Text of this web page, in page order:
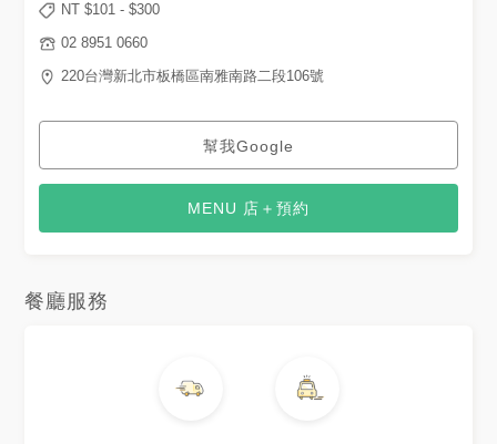
NT $101 - $300
02 8951 0660
220台灣新北市板橋區南雅南路二段106號
幫我Google
MENU 店＋預約
餐廳服務